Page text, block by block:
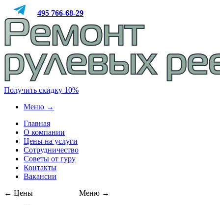
495 766-68-29
Получить скидку 10%
Меню →
Главная
О компании
Цены на услуги
Сотрудничество
Советы от гуру
Контакты
Вакансии
← Цены
Меню →